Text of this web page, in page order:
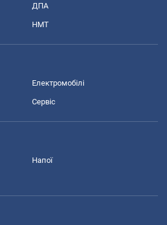
ДПА
НМТ
Електромобілі
Сервіс
Напої